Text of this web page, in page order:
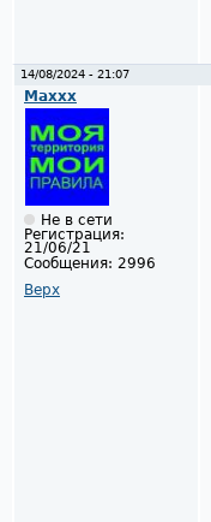
14/08/2024 - 21:07
Maxxx
Не в сети
Регистрация:
21/06/21
Сообщения: 2996
Верх